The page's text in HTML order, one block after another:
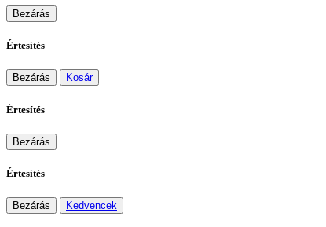
Bezárás
Értesítés
Bezárás Kosár
Értesítés
Bezárás
Értesítés
Bezárás Kedvencek